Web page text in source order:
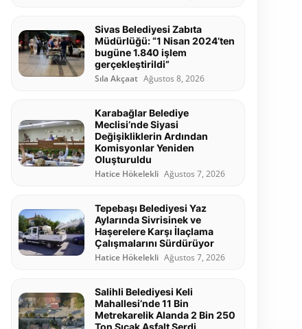
Sivas Belediyesi Zabıta
Müdürlüğü: “1 Nisan 2024’ten
bugüne 1.840 işlem
gerçekleştirildi”
Sıla Akçaat Ağustos 8, 2026
Karabağlar Belediye
Meclisi’nde Siyasi
Değişikliklerin Ardından
Komisyonlar Yeniden
Oluşturuldu
Hatice Hökelekli Ağustos 7, 2026
Tepebaşı Belediyesi Yaz
Aylarında Sivrisinek ve
Haşerelere Karşı İlaçlama
Çalışmalarını Sürdürüyor
Hatice Hökelekli Ağustos 7, 2026
Salihli Belediyesi Keli
Mahallesi’nde 11 Bin
Metrekarelik Alanda 2 Bin 250